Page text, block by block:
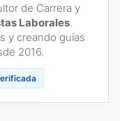
de Carrera y
Laborales.
y creando guías
2016.